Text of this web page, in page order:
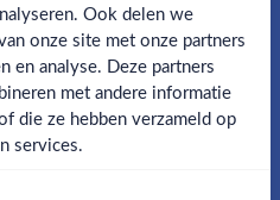
of ouder?
Nee
Zuidam
Ook delen we
onze site met onze partners
en analyse. Deze partners
met andere informatie
die ze hebben verzameld op
services.
korting